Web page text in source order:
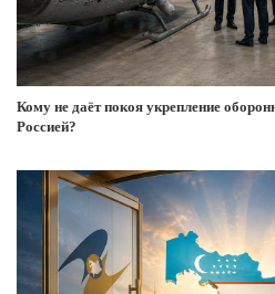
Кому не даёт покоя укрепление
Россией?